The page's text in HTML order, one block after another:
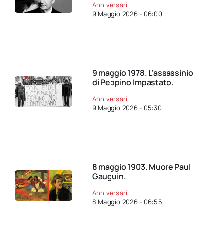
Anniversari
9 Maggio 2026 - 06:00
9 maggio 1978. L’assassinio
di Peppino Impastato.
Anniversari
9 Maggio 2026 - 05:30
8 maggio 1903. Muore Paul
Gauguin.
Anniversari
8 Maggio 2026 - 06:55